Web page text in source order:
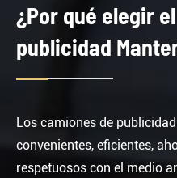
¿Por qué elegir
publicidad
Los camiones de
convenientes, eficientes,
respetuosos con el medio